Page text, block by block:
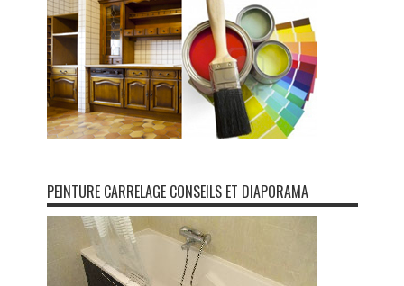
PEINTURE CARRELAGE CONSEILS ET DIAPORAMA